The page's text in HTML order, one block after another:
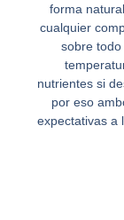
forma
cualquier
sobre
nutrientes si
por eso
expectativas a